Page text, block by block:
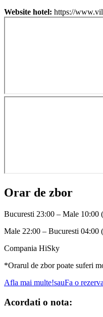
Website hotel: https://
Orar de zbor
Bucuresti 23:00 – Male 10:00
Male 22:00 – Bucuresti 04:00
Compania HiSky
*Orarul de zbor poate suferi
Afla mai multe!sauFa o
Acordati o nota: